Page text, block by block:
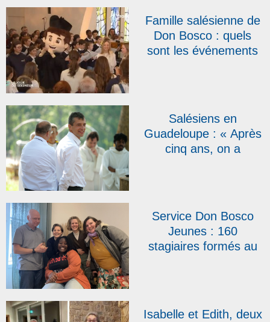
Famille salésienne de
Don Bosco : quels
sont les événements
Salésiens en
Guadeloupe : « Après
cinq ans, on a
Emmanuel Petit
Service Don Bosco
Jeunes : 160
stagiaires formés au
Isabelle et Edith, deux